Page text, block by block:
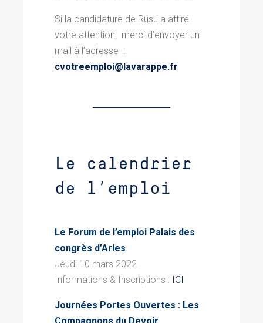
Si la candidature de Rusu a attiré
votre attention, merci d’envoyer un
mail à l’adresse :
cvotreemploi@lavarappe.fr
Le calendrier
de l’emploi
Le Forum de l’emploi Palais des
congrès d’Arles
Jeudi 10 mars 2022
Informations & Inscriptions : ICI
Journées Portes Ouvertes : Les